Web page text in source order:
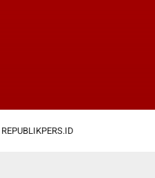
REPUBLIKPERS.ID